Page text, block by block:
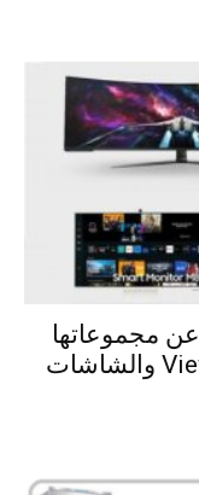
مجموعاتها
الجديدة من Odyssey وViewFinity والشاشات